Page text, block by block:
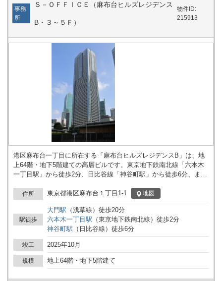
すさやビジネスの効率化を促進し、企業の成長と発展に寄与するこ
とが期待されます。
事務
所
Ｓ－ＯＦＦＩＣＥ（麻布台ヒルズレジデンス
B・３～５Ｆ）
物件ID:
215913
港区麻布台一丁目に所在する「麻布台ヒルズレジデンスB」は、地
上64階・地下5階建ての高層ビルです。東京地下鉄南北線「六本木
一丁目駅」から徒歩2分、日比谷線「神谷町駅」から徒歩6分、また
地点に立地しています。 本建物は、SOHOやマンションタイプとし
ての利用が想定されており、住居用途のみならず、小規模オフィス
や事業拠点としての活用も考えられる仕様です。高層階から港区周
辺の景色を望むことができ、各種ビジネス活動や日常生活の拠点と
してご検討いただけます。 竣工は2025年10月を予定しており、麻
布台エリアに新たなランドマークとなる規模を有しています。建物
の詳細や区画、入居に関するご案内については、詳細はお問い合わ
せください。
住所 東京都港区麻布台１丁目1-1 地図
駅徒歩
大門駅 （浅草線 ） 徒歩20分
六本木一丁目駅 （東京地下鉄南北線 ） 徒歩2分
神谷町駅 （ 日比谷線 ） 徒歩6分
竣工 2025年10月
規模 地上64階・地下5階建て